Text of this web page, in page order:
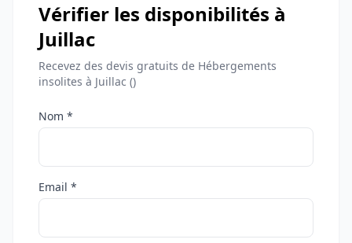
Vérifier les disponibilités à
Juillac
Recevez des devis gratuits de Hébergements
insolites à Juillac ()
Nom *
Email *